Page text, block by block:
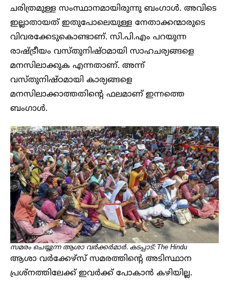
ചരിത്രമുള്ള സംസ്ഥാനമായിരുന്നു ബംഗാൾ. അവിടെ
ഇല്ലാതായത് ഇതുപോലെയുള്ള നേതാക്കന്മാരുടെ
വിവരക്കേടുകൊണ്ടാണ്. സി.പി.എം പറയുന്ന
രാഷ്ട്രീയം വസ്തുനിഷ്ഠമായി സാഹചര്യങ്ങളെ
മനസിലാക്കുക എന്നതാണ്. അന്ന്
വസ്തുനിഷ്ഠമായി കാര്യങ്ങളെ
മനസിലാക്കാത്തതിന്റെ ഫലമാണ് ഇന്നത്തെ
ബംഗാൾ.
സമരം ചെയ്യുന്ന ആശാ വർക്കർമാർ. കടപ്പാട്: The Hindu
ആശാ വർക്കേഴ്സ് സമരത്തിന്റെ അടിസ്ഥാന
പ്രശ്നത്തിലേക്ക് ഇവർക്ക് പോകാൻ കഴിയില്ല.